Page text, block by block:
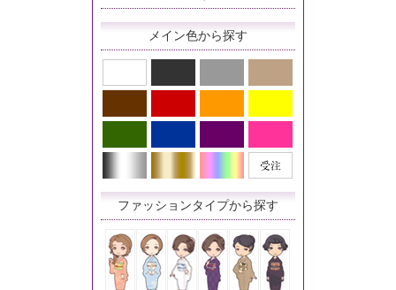
メイン色から探す
ファッションタイプから探す